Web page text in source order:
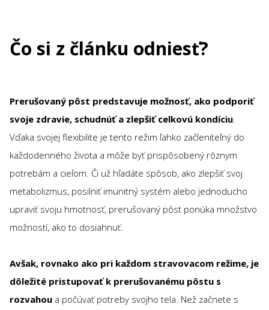
Čo si z článku odniesť?
Prerušovaný pôst predstavuje možnosť, ako podporiť
svoje zdravie, schudnúť a zlepšiť celkovú kondíciu
Vďaka svojej flexibilite je tento režim ľahko začleniteľný do
každodenného života a môže byť prispôsobený rôznym
potrebám a cieľom. Či už hľadáte spôsob, ako zlepšiť svoj
metabolizmus, posilniť imunitný systém alebo jednoducho
upraviť svoju hmotnosť, prerušovaný pôst ponúka množstvo
možností, ako to dosiahnuť.
Avšak, rovnako ako pri každom stravovacom režime, je
dôležité pristupovať k prerušovanému pôstu s
rozvahou a počúvať potreby svojho tela. Než začnete s